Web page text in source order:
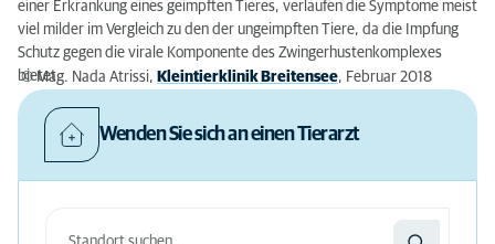
einer Erkrankung eines geimpften Tieres, verlaufen die Symptome meist
viel milder im Vergleich zu den der ungeimpften Tiere, da die Impfung
Schutz gegen die virale Komponente des Zwingerhustenkomplexes
bietet.
© Mag. Nada Atrissi, Kleintierklinik Breitensee, Februar 2018
Wenden Sie sich an einen Tierarzt